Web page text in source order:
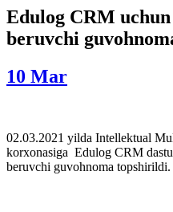
Edulog CRM
beruvchi
10 Mar
02.03.2021 yilda Intellektual
korxonasiga Edulog CRM
beruvchi guvohnoma topshirildi.